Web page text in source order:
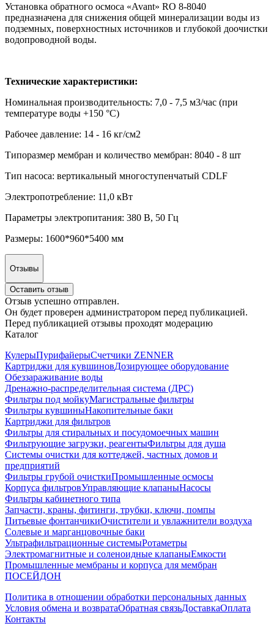
Установка обратного осмоса «Avant» RO 8-8040
предназначена для снижения общей минерализации воды из
подземных, поверхностных источников и глубокой доочистки
водопроводной воды.
Технические характеристики:
Номинальная производительность: 7,0 - 7,5 м3/час (при
температуре воды +150 °С)
Рабочее давление: 14 - 16 кг/см2
Типоразмер мембран и количество мембран: 8040 - 8 шт
Тип насоса: вертикальный многоступенчатый CDLF
Электропотребление: 11,0 кВт
Параметры электропитания: 380 В, 50 Гц
Размеры: 1600*960*5400 мм
Отзывы
Оставить отзыв
Отзыв успешно отправлен.
Он будет проверен администратором перед публикацией.
Перед публикацией отзывы проходят модерацию
Каталог
КулерыПурифайерыСчетчики ZENNER
Картриджи для кувшиновДозирующее оборудование
Обеззараживание воды
Дренажно-распределительная система (ДРС)
Фильтры под мойкуМагистральные фильтры
Фильтры кувшиныНакопительные баки
Картриджи для фильтров
Фильтры для стиральных и посудомоечных машин
Фильтрующие загрузки, реагентыФильтры для душа
Системы очистки для коттеджей, частных домов и
предприятий
Фильтры грубой очисткиПромышленные осмосы
Корпуса фильтровУправляющие клапаныНасосы
Фильтры кабинетного типа
Запчасти, краны, фитинги, трубки, ключи, помпы
Питьевые фонтанчикиОчистители и увлажнители воздуха
Солевые и марганцовочные баки
Ультрафильтрационные системыРотаметры
Электромагнитные и соленоидные клапаныЕмкости
Промышленные мембраны и корпуса для мембран
ПОСЕЙДОН
Политика в отношении обработки персональных данных
Условия обмена и возвратаОбратная связьДоставкаОплата
Контакты